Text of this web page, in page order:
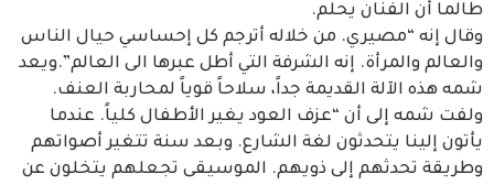
طالما أن الفنان يحلم.
وقال إنه “مصيري. من خلاله أترجم كل إحساسي حيال الناس
والعالم والمرأة. إنه الشرفة التي أطل عبرها الى العالم”.ويعد
شمه هذه الآلة القديمة جداً، سلاحاً قوياً لمحاربة العنف.
ولفت شمه إلى أن “عزف العود يغير الأطفال كلياً. عندما
يأتون إلينا يتحدثون لغة الشارع. وبعد سنة تتغير أصواتهم
وطريقة تحدثهم إلى ذويهم. الموسيقى تجعلهم يتخلون عن